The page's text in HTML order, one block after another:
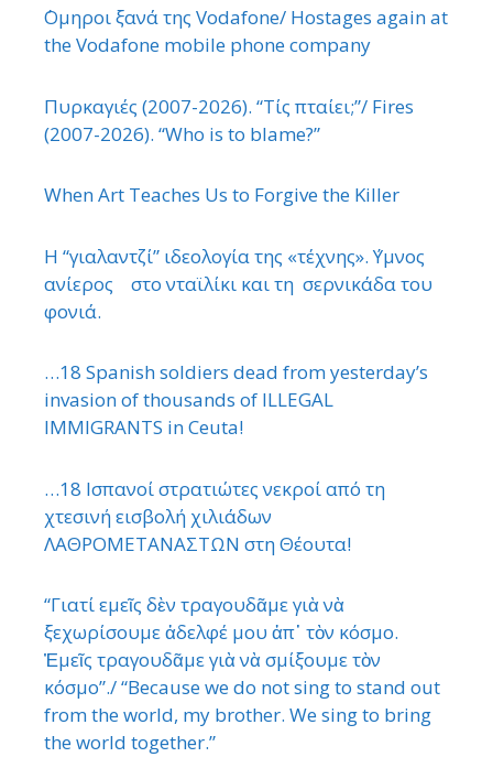
΄Ομηροι ξανά της Vodafone/ Hostages again at
the Vodafone mobile phone company
Πυρκαγιές (2007-2026). “Τίς πταίει;”/ Fires
(2007-2026). “Who is to blame?”
When Art Teaches Us to Forgive the Killer
Η “γιαλαντζί” ιδεολογία της «τέχνης». ΄Υμνος
ανίερος στο νταϊλίκι και τη σερνικάδα του
φονιά.
…18 Spanish soldiers dead from yesterday’s
invasion of thousands of ILLEGAL
IMMIGRANTS in Ceuta!
…18 Ισπανοί στρατιώτες νεκροί από τη
χτεσινή εισβολή χιλιάδων
ΛΑΘΡΟΜΕΤΑΝΑΣΤΩΝ στη Θέουτα!
“Γιατί εμεῖς δὲν τραγουδᾶμε γιὰ νὰ
ξεχωρίσουμε ἀδελφέ μου ἀπ᾿ τὸν κόσμο.
Ἐμεῖς τραγουδᾶμε γιὰ νὰ σμίξουμε τὸν
κόσμο”./ “Because we do not sing to stand out
from the world, my brother. We sing to bring
the world together.”